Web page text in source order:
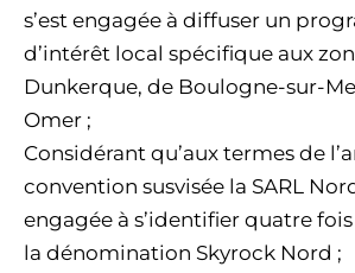
s’est engagée à diffuser un
d’intérêt local spécifique aux
Dunkerque, de Boulogne-sur-
Omer ;
Considérant qu’aux termes de
convention susvisée la SARL
engagée à s’identifier quatre
la dénomination Skyrock Nord ;